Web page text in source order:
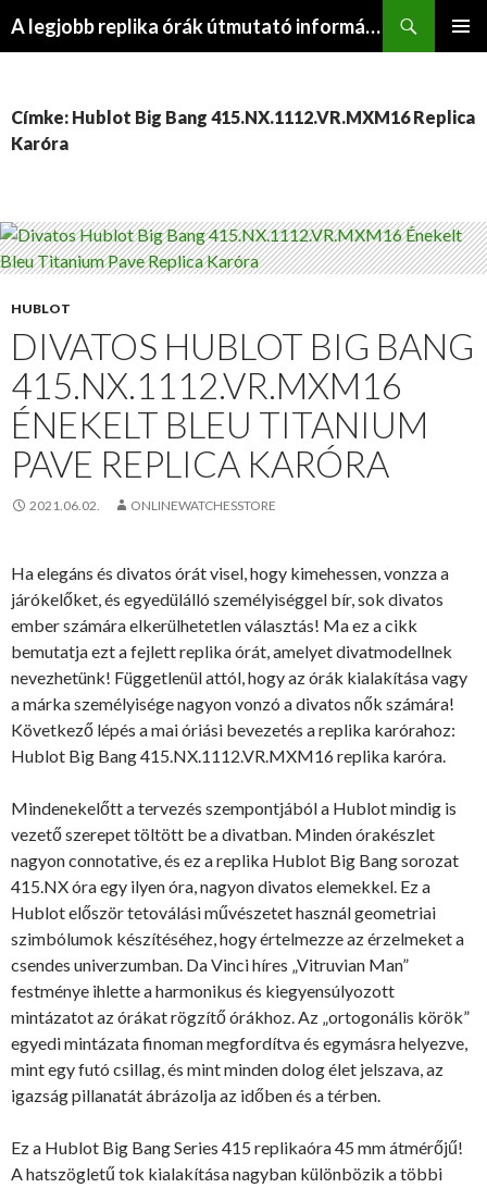
A legjobb replika órák útmutató információs webhelye
Címke: Hublot Big Bang 415.NX.1112.VR.MXM16 Replica
Karóra
HUBLOT
DIVATOS HUBLOT BIG BANG
415.NX.1112.VR.MXM16
ÉNEKELT BLEU TITANIUM
PAVE REPLICA KARÓRA
2021.06.02. ONLINEWATCHESSTORE
Ha elegáns és divatos órát visel, hogy kimehessen, vonzza a
járókelőket, és egyedülálló személyiséggel bír, sok divatos
ember számára elkerülhetetlen választás! Ma ez a cikk
bemutatja ezt a fejlett replika órát, amelyet divatmodellnek
nevezhetünk! Függetlenül attól, hogy az órák kialakítása vagy
a márka személyisége nagyon vonzó a divatos nők számára!
Következő lépés a mai óriási bevezetés a replika karórahoz:
Hublot Big Bang 415.NX.1112.VR.MXM16 replika karóra.
Mindenekelőtt a tervezés szempontjából a Hublot mindig is
vezető szerepet töltött be a divatban. Minden órakészlet
nagyon connotative, és ez a replika Hublot Big Bang sorozat
415.NX óra egy ilyen óra, nagyon divatos elemekkel. Ez a
Hublot először tetoválási művészetet használ geometriai
szimbólumok készítéséhez, hogy értelmezze az érzelmeket a
csendes univerzumban. Da Vinci híres „Vitruvian Man”
festménye ihlette a harmonikus és kiegyensúlyozott
mintázatot az órákat rögzítő órákhoz. Az „ortogonális körök”
egyedi mintázata finoman megfordítva és egymásra helyezve,
mint egy futó csillag, és mint minden dolog élet jelszava, az
igazság pillanatát ábrázolja az időben és a térben.
Ez a Hublot Big Bang Series 415 replikaóra 45 mm átmérőjű!
A hatszögletű tok kialakítása nagyban különbözik a többi